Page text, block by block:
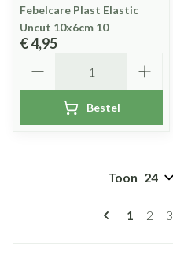
Febelcare Plast Elastic
Uncut 10x6cm 10
€ 4,95
Bestel
U lees
1 Pagina
2 3
Toon